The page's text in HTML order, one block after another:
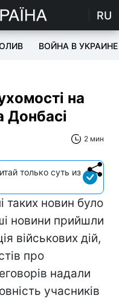
RU
ВОЙНА В УКРАИНЕ
на
Донбасі
2 мин
только суть из
новин було
новини прийшли
військових дій,
про
надали
учасників